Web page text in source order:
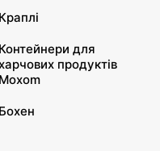
Краплі
Контейнери для
продуктів
Moxom
Бохен